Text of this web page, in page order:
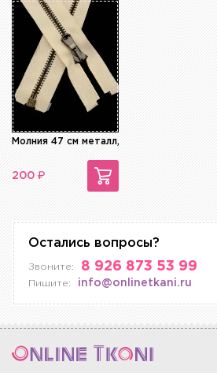
Молния 47 см металл, разъемная
200 ₽
Остались вопросы?
Звоните: 8 926 873 53 99
Пишите: info@onlinetkani.ru